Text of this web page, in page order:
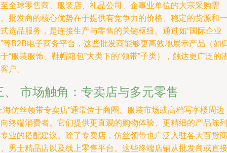
全球零售商、服装店、礼品公司、企事业单位的大宗采购需
批发商的核心优势在于提供有竞争力的价格、稳定的货源和一
选品服务，是连接生产与零售的关键枢纽。通过如“国际企业
等B2B电子商务平台，这些批发商能够更高效地展示产品（如
“服装服饰、鞋帽箱包”大类下的“领带”子类），触达更广泛的
户。
、 市场触角：专卖店与多元零售
海仿丝领带专卖店”通常位于商圈、服装市场或高档写字楼周边
终端消费者。它们提供更直观的购物体验、更精细的产品陈列
业的搭配建议。除了专卖店，仿丝领带也广泛入驻各大百货商
男士精品店以及线上零售平台。这些终端店铺从批发商或直接